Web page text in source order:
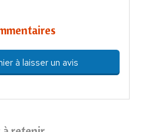
à laisser un avis